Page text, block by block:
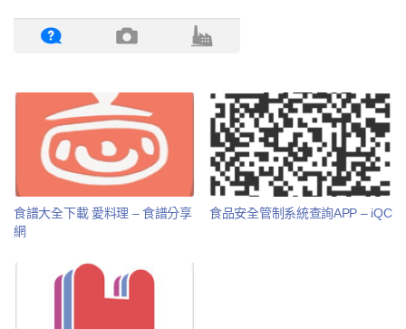
食譜大全下載 愛料理 – 食譜分享
網
食品安全管制系統查詢APP – iQC